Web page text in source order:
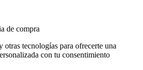
de compra
otras tecnologías para ofrecerte una
con tu consentimiento